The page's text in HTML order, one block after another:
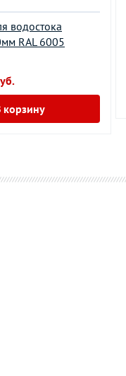
водостока
RAL 6005
корзину